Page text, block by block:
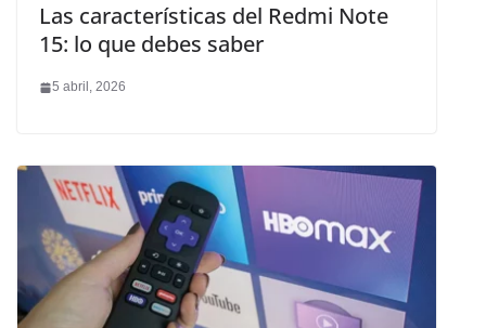
Las características del Redmi Note
15: lo que debes saber
5 abril, 2026